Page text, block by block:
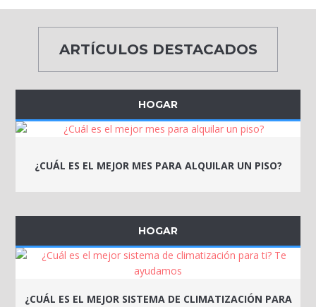
ARTÍCULOS DESTACADOS
HOGAR
¿CUÁL ES EL MEJOR MES PARA ALQUILAR UN PISO?
HOGAR
¿CUÁL ES EL MEJOR SISTEMA DE CLIMATIZACIÓN PARA